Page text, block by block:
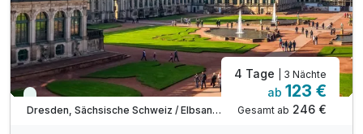
Viele Termine frei
Dresden, Sächsische Schweiz / Elbsandsteingebirge
4 Tage | 3 Nächte
ab 123 €
Gesamt ab 246 €